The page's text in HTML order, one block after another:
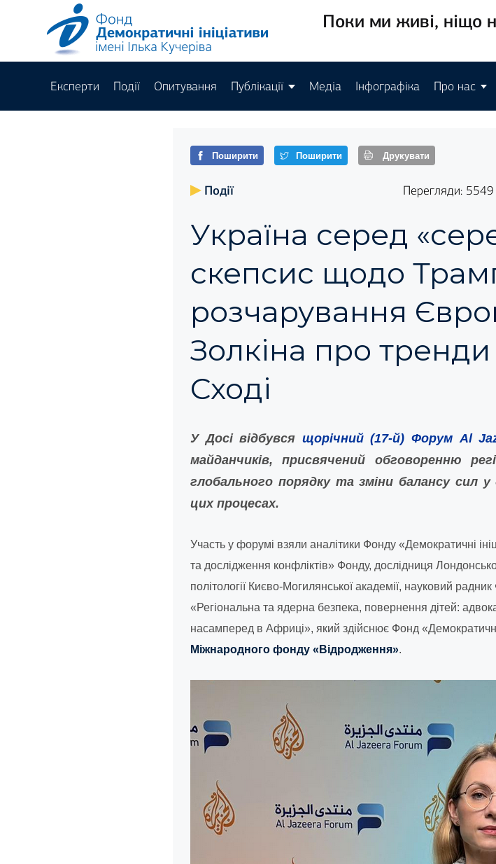
Поки ми живі, ніщо
Експерти Події Опитування Публікації Медіа Інфографіка Про нас
Поширити Поширити Друкувати
Події Перегляди: 5549
Україна серед
скепсис щодо
розчарування
Золкіна про
Сході
У Досі відбувся щорічний (17-й) Форум Al
майданчиків, присвячений обговоренню
глобального порядку та зміни балансу сил у
цих процесах.
Участь у форумі взяли аналітики Фонду «Демократичні
та дослідження конфліктів» Фонду, дослідниця
політології Києво-Могилянської академії, науковий
«Регіональна та ядерна безпека, повернення дітей:
насамперед в Африці», який здійснює Фонд «Демократичні
Міжнародного фонду «Відродження».